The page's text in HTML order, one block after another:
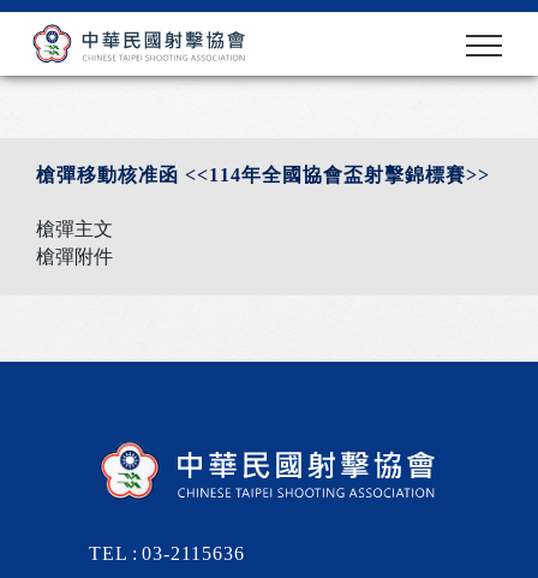
槍彈移動核准函 <<114年全國協會盃射擊錦標賽>>
槍彈主文
槍彈附件
TEL
03-2115636